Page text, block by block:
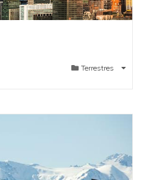
Terrestres